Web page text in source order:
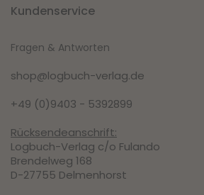
Kundenservice
Fragen & Antworten
shop@logbuch-verlag.de
+49 (0)9403 - 5392899
Rücksendeanschrift:
Logbuch-Verlag c/o Fulando
Brendelweg 168
D-27755 Delmenhorst